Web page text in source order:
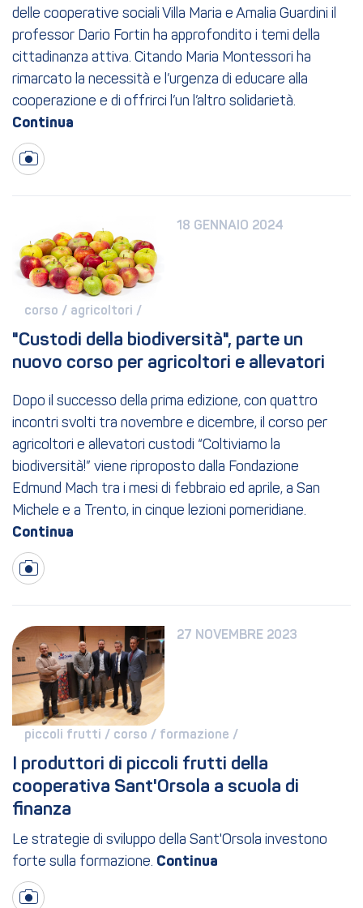
delle cooperative sociali Villa Maria e Amalia Guardini il
professor Dario Fortin ha approfondito i temi della
cittadinanza attiva. Citando Maria Montessori ha
rimarcato la necessità e l’urgenza di educare alla
cooperazione e di offrirci l’un l’altro solidarietà.
18 GENNAIO 2024
corso / agricoltori /
"Custodi della biodiversità", parte un
nuovo corso per agricoltori e allevatori
Dopo il successo della prima edizione, con quattro
incontri svolti tra novembre e dicembre, il corso per
agricoltori e allevatori custodi “Coltiviamo la
biodiversità!” viene riproposto dalla Fondazione
Edmund Mach tra i mesi di febbraio ed aprile, a San
Michele e a Trento, in cinque lezioni pomeridiane.
27 NOVEMBRE 2023
piccoli frutti / corso / formazione /
I produttori di piccoli frutti della
cooperativa Sant'Orsola a scuola di
finanza
Le strategie di sviluppo della Sant'Orsola investono
forte sulla formazione.